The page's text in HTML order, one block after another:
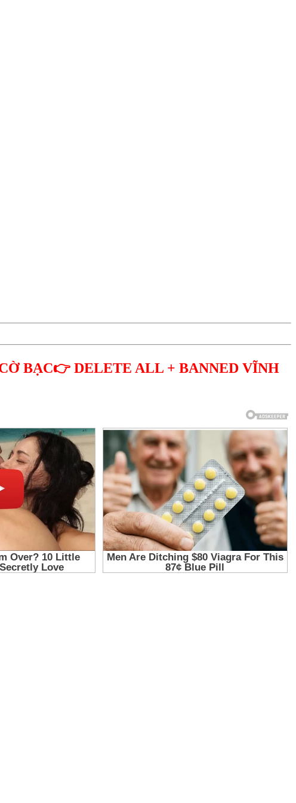
BẠC👉 DELETE ALL + BANNED VĨNH